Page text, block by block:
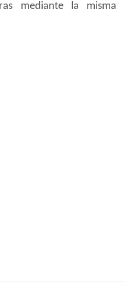
mediante la misma